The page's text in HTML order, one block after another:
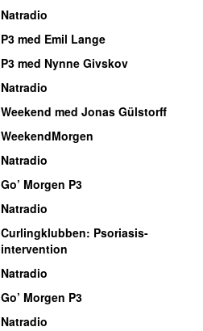
Natradio
P3 med Emil Lange
P3 med Nynne Givskov
Natradio
Weekend med Jonas Gülstorff
WeekendMorgen
Natradio
Go’ Morgen P3
Natradio
Curlingklubben: Psoriasis-
intervention
Natradio
Go’ Morgen P3
Natradio